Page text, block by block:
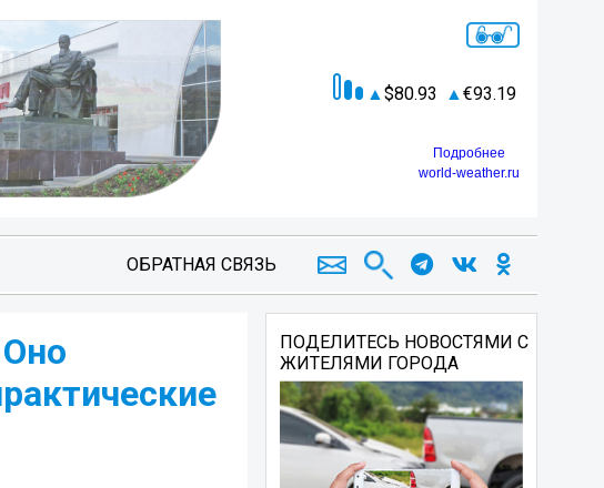
80.93 93.19
Подробнее
world-weather.ru
ОБРАТНАЯ СВЯЗЬ
ПОДЕЛИТЕСЬ НОВОСТЯМИ С
ЖИТЕЛЯМИ ГОРОДА